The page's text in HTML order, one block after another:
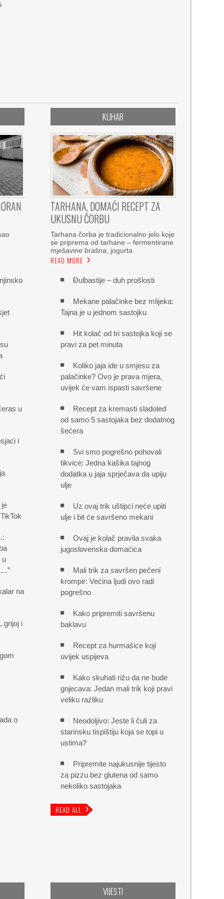
u
i
u
na
gnjoj i
o
KUHAR
TARHANA, DOMAĆI RECEPT ZA
UKUSNU ČORBU
Tarhana čorba je tradicionalno jelo koje
se priprema od tarhane – fermentirane
mješavine brašna, jogurta
READ MORE
Đulbastije – duh prošlosti
Mekane palačinke bez mlijeka:
Tajna je u jednom sastojku
Hit kolač od tri sastojka koji se
pravi za pet minuta
Koliko jaja ide u smjesu za
palačinke? Ovo je prava mjera,
uvijek će vam ispasti savršene
Recept za kremasti sladoled
od samo 5 sastojaka bez dodatnog
šećera
Svi smo pogrešno pohovali
tikvice: Jedna kašika tajnog
dodatka u jaja sprječava da upiju
ulje
Uz ovaj trik uštipci neće upiti
ulje i bit će savršeno mekani
Ovaj je kolač pravila svaka
jugoslovenska domaćica
Mali trik za savršen pečeni
krompir: Većina ljudi ovo radi
pogrešno
Kako pripremiti savršenu
baklavu
Recept za hurmašice koji
uvijek uspijeva
Kako skuhati rižu da ne bude
gnjecava: Jedan mali trik koji pravi
veliku razliku
Neodoljivo: Jeste li čuli za
starinsku tispištiju koja se topi u
ustima?
Pripremite najukusnije tijesto
za pizzu bez glutena od samo
nekoliko sastojaka
READ ALL
VIJESTI